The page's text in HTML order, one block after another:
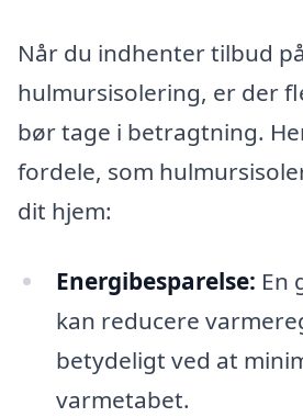
Når du indhenter tilbud på
hulmursisolering, er der
bør tage i betragtning.
fordele, som
dit hjem:
Energibesparelse: En
kan reducere
betydeligt ved at
varmetabet.